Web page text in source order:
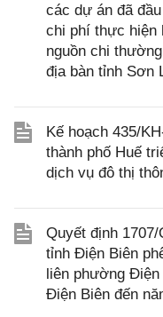
các dự án đã
chi phí thực hiện
nguồn chi
địa bàn tỉnh Sơn
Kế hoạch 435/
thành phố Huế
dịch vụ đô thị
Quyết định
tỉnh Điện Biên
liên phường
Điện Biên đến